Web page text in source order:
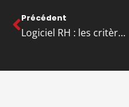
Précédent
Logiciel RH : les critères pour choisir efficacement